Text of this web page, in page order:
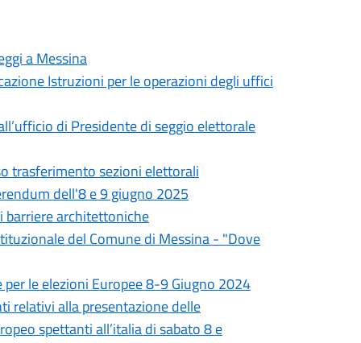
a Messina
Istruzioni per le operazioni degli uffici
di Presidente di seggio elettorale
trasferimento sezioni elettorali
dell'8 e 9 giugno 2025
barriere architettoniche
del Comune di Messina - "Dove
le elezioni Europee 8-9 Giugno 2024
relativi alla presentazione delle
spettanti all’italia di sabato 8 e